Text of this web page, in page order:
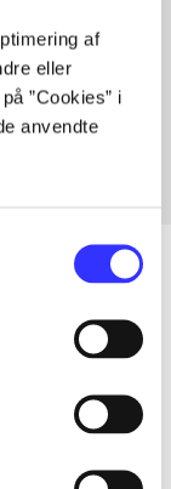
af
eller
”Cookies” i
anvendte